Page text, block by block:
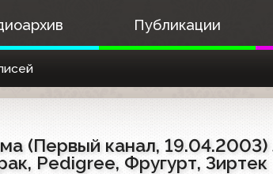
Публикации
(Первый канал,
Pedigree, Фругурт, Зиртек